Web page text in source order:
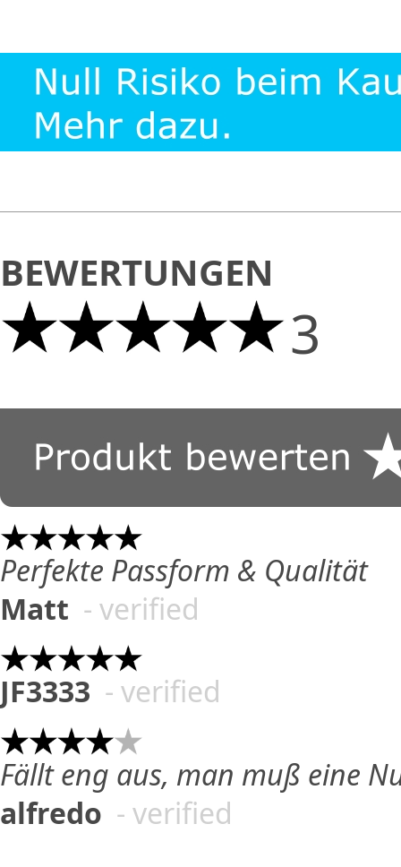
BEWERTUNGEN
3
Perfekte Passform & Qualität
Matt - verified
JF3333 - verified
Fällt eng aus, man muß eine
alfredo - verified